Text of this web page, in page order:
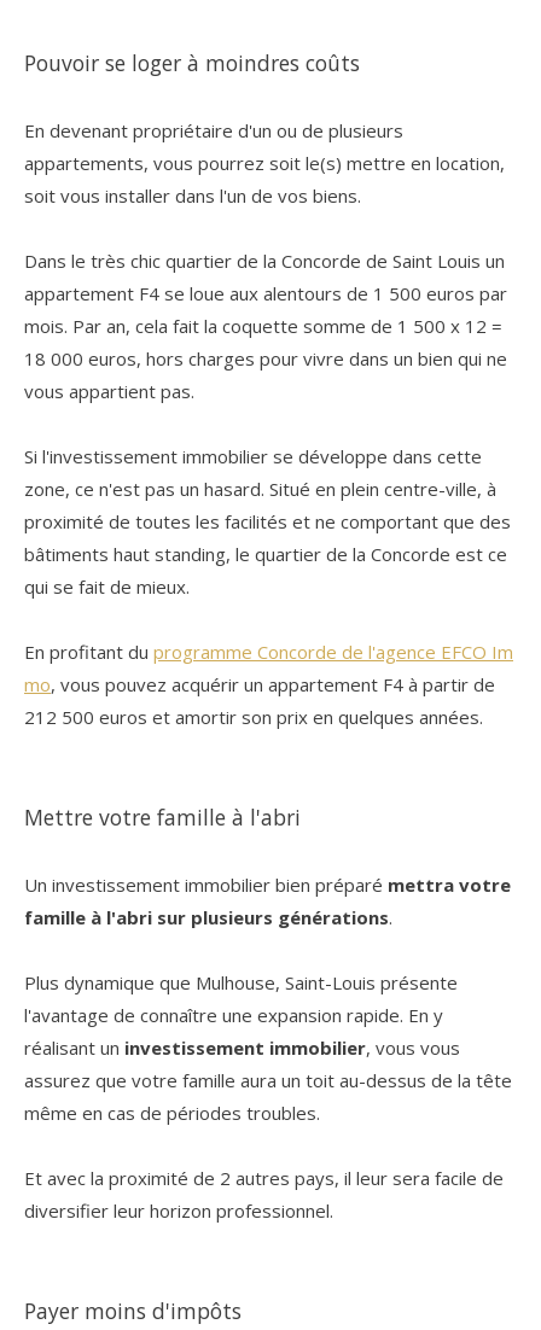
Pouvoir se loger à moindres coûts
En devenant propriétaire d'un ou de plusieurs
appartements, vous pourrez soit le(s) mettre en location,
soit vous installer dans l'un de vos biens.
Dans le très chic quartier de la Concorde de Saint Louis un
appartement F4 se loue aux alentours de 1 500 euros par
mois. Par an, cela fait la coquette somme de 1 500 x 12 =
18 000 euros, hors charges pour vivre dans un bien qui ne
vous appartient pas.
Si l'investissement immobilier se développe dans cette
zone, ce n'est pas un hasard. Situé en plein centre-ville, à
proximité de toutes les facilités et ne comportant que des
bâtiments haut standing, le quartier de la Concorde est ce
qui se fait de mieux.
En profitant du programme Concorde de l'agence EFCO Im
mo, vous pouvez acquérir un appartement F4 à partir de
212 500 euros et amortir son prix en quelques années.
Mettre votre famille à l'abri
Un investissement immobilier bien préparé mettra votre
famille à l'abri sur plusieurs générations.
Plus dynamique que Mulhouse, Saint-Louis présente
l'avantage de connaître une expansion rapide. En y
réalisant un investissement immobilier, vous vous
assurez que votre famille aura un toit au-dessus de la tête
même en cas de périodes troubles.
Et avec la proximité de 2 autres pays, il leur sera facile de
diversifier leur horizon professionnel.
Payer moins d'impôts